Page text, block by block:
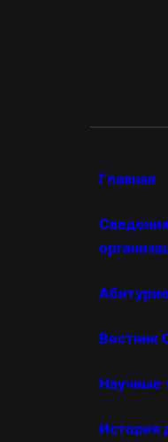
Главная
Вестник
Научные
История